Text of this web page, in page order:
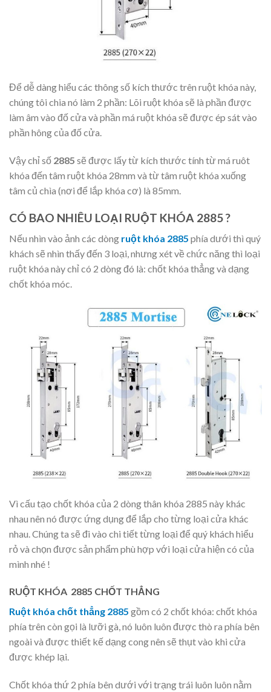
Để dễ dàng hiểu các thông số kích thước trên ruột khóa này,
chúng tôi chia nó làm 2 phần: Lõi ruột khóa sẽ là phần được
làm âm vào đố cửa và phần má ruột khóa sẽ được ép sát vào
phần hông của đố cửa.
Vậy chỉ số 2885 sẽ được lấy từ kích thước tính từ má ruôt
khóa đến tâm ruột khóa 28mm và từ tâm ruột khóa xuống
tâm củ chìa (nơi để lắp khóa cơ) là 85mm.
CÓ BAO NHIÊU LOẠI RUỘT KHÓA 2885 ?
Nếu nhìn vào ảnh các dòng ruột khóa 2885 phía dưới thì quý
khách sẽ nhìn thấy đến 3 loại, nhưng xét về chức năng thì loại
ruột khóa này chỉ có 2 dòng đó là: chốt khóa thẳng và dạng
chốt khóa móc.
Vì cấu tạo chốt khóa của 2 dòng thân khóa 2885 này khác
nhau nên nó được ứng dụng để lắp cho từng loại cửa khác
nhau. Chúng ta sẽ đi vào chi tiết từng loại để quý khách hiểu
rỏ và chọn được sản phẩm phù hợp với loại cửa hiện có của
mình nhé !
RUỘT KHÓA 2885 CHỐT THẲNG
Ruột khóa chốt thẳng 2885 gồm có 2 chốt khóa: chốt khóa
phía trên còn gọi là lưỡi gà, nó luôn luôn được thò ra phía bên
ngoài và được thiết kế dạng cong nên sẽ thụt vào khi cửa
được khép lại.
Chốt khóa thứ 2 phía bên dưới với trạng trái luôn luôn nằm